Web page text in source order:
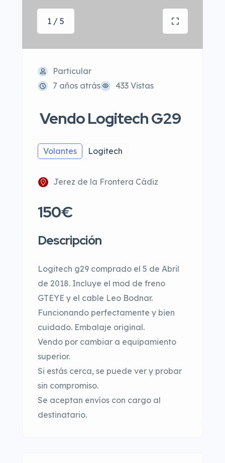
1 / 5
Particular
7 años atrás
433 Vistas
Vendo Logitech G29
Volantes Logitech
Jerez de la Frontera Cádiz
150€
Descripción
Logitech g29 comprado el 5 de Abril
de 2018. Incluye el mod de freno
GTEYE y el cable Leo Bodnar.
Funcionando perfectamente y bien
cuidado. Embalaje original.
Vendo por cambiar a equipamiento
superior.
Si estás cerca, se puede ver y probar
sin compromiso.
Se aceptan envíos con cargo al
destinatario.